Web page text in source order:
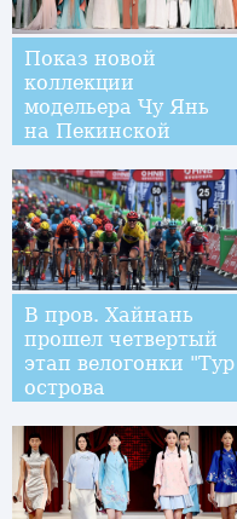
Показ новой
коллекции
модельера Чу Янь
на Пекинской
В пров. Хайнань
прошел четвертый
этап велогонки "Тур
острова